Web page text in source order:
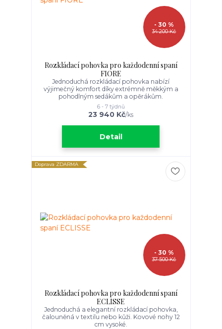
34 200 Kč
- 30 %
Rozkládací pohovka pro každodenní spaní
FIORE
Jednoduchá rozkládací pohovka nabízí
výjimečný komfort díky extrémně měkkým a
pohodlným sedákům a opěrákům.
23 940 Kč/ks
6 - 7 týdnů
Detail
Doprava ZDARMA
37 500 Kč
- 30 %
Rozkládací pohovka pro každodenní spaní
ECLISSE
Jednoduchá a elegantní rozkládací pohovka,
čalouněná v textilu nebo kůži. Kovové nohy 12
cm vysoké.